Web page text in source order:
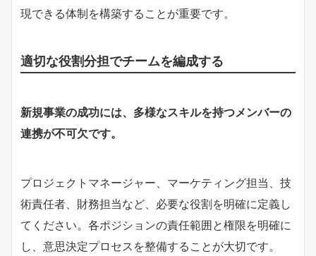
現できる体制を構築することが重要です。
適切な役割分担でチームを編成する
新規事業の成功には、多様なスキルを持つメンバーの
連携が不可欠です。
プロジェクトマネージャー、マーケティング担当、技
術責任者、財務担当など、必要な役割を明確に定義し
てください。各ポジションの責任範囲と権限を明確に
し、意思決定プロセスを整備することが大切です。